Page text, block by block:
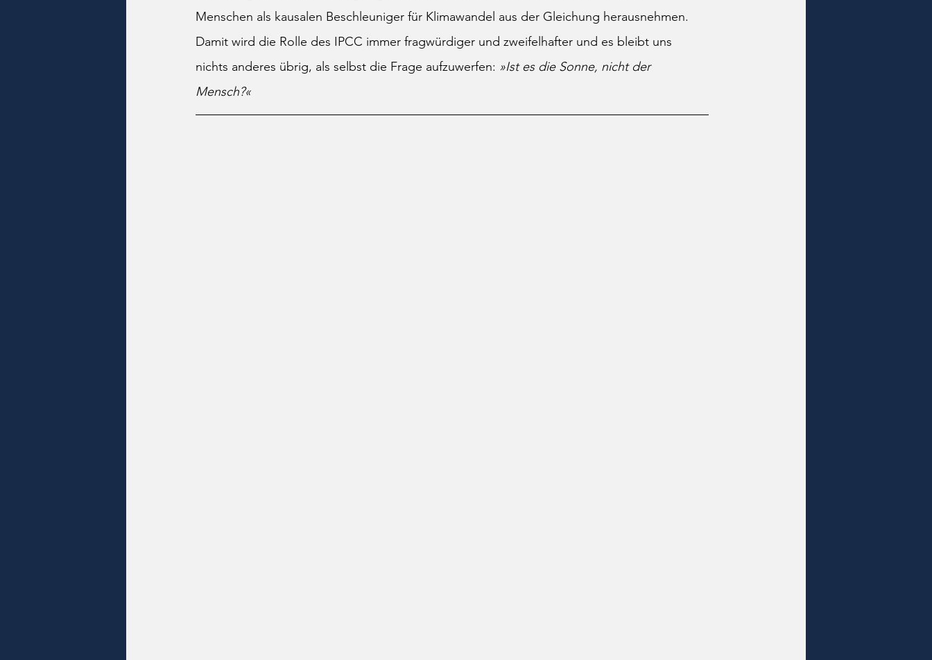
Menschen als kausalen Beschleuniger für Klimawandel aus der Gleichung herausnehmen.
Damit wird die Rolle des IPCC immer fragwürdiger und zweifelhafter und es bleibt uns
nichts anderes übrig, als selbst die Frage aufzuwerfen: »Ist es die Sonne, nicht der
Mensch?«